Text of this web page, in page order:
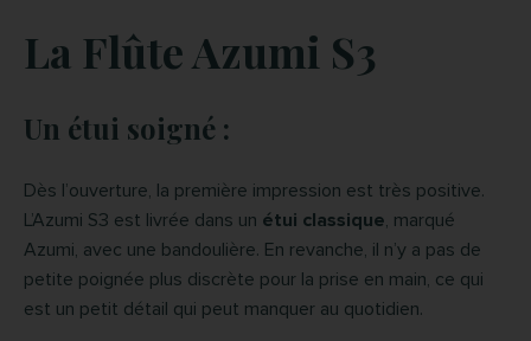
La FlûteAzumi S3
Un étui soigné :
Dès l’ouverture, la première impression est très positive.
L’Azumi S3 est livrée dans un étui classique, marqué
Azumi, avec une bandoulière. En revanche, il n’y a pas de
petite poignée plus discrète pour la prise en main, ce qui
est un petit détail qui peut manquer au quotidien.